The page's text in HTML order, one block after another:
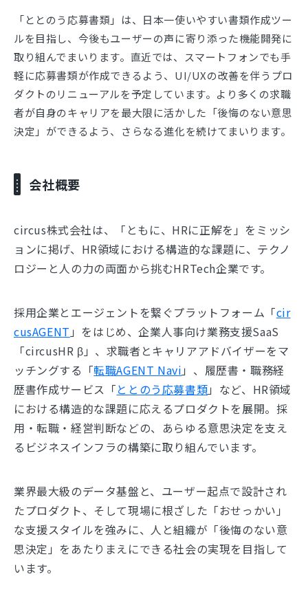
「ととのう応募書類」は、日本一使いやすい書類作成ツー
ルを目指し、今後もユーザーの声に寄り添った機能開発に
取り組んでまいります。直近では、スマートフォンでも手
軽に応募書類が作成できるよう、UI/UXの改善を伴うプロ
ダクトのリニューアルを予定しています。より多くの求職
者が自身のキャリアを最大限に活かした「後悔のない意思
決定」ができるよう、さらなる進化を続けてまいります。
会社概要
circus株式会社は、「ともに、HRに正解を」をミッシ
ョンに掲げ、HR領域における構造的な課題に、テクノ
ロジーと人の力の両面から挑むHRTech企業です。
採用企業とエージェントを繋ぐプラットフォーム「cir
cusAGENT 」をはじめ、企業人事向け業務支援SaaS
「circusHR β」、求職者とキャリアアドバイザーをマ
ッチングする「転職AGENT Navi 」、履歴書・職務経
歴書作成サービス「ととのう応募書類」など、HR領域
における構造的な課題に応えるプロダクトを展開。採
用・転職・経営判断などの、あらゆる意思決定を支え
るビジネスインフラの構築に取り組んでいます。
業界最大級のデータ基盤と、ユーザー起点で設計され
たプロダクト、そして現場に根ざした「おせっかい」
な支援スタイルを強みに、人と組織が「後悔のない意
思決定」をあたりまえにできる社会の実現を目指して
います。